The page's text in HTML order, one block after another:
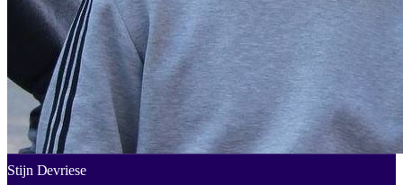
Stijn Devriese